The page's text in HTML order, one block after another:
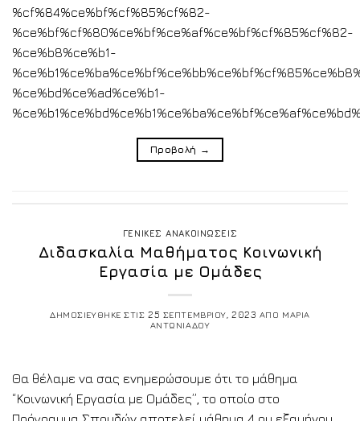
%cf%84%ce%bf%cf%85%cf%82-
%ce%bf%cf%80%ce%bf%ce%af%ce%bf%cf%85%cf%82-
%ce%b8%ce%b1-
%ce%bd%ce%ad%ce%b1-
Προβολή →
ΓΕΝΙΚΕΣ ΑΝΑΚΟΙΝΩΣΕΙΣ
Διδασκαλία Μαθήματος Κοινωνική
Εργασία με Ομάδες
ΔΗΜΟΣΙΕΥΘΗΚΕ ΣΤΙΣ25 ΣΕΠΤΕΜΒΡΙΟΥ, 2023 ΑΠΟ ΜΑΡΙΑ
ΑΝΤΩΝΙΑΔΟΥ
Θα θέλαμε να σας ενημερώσουμε ότι το μάθημα
“Κοινωνική Εργασία με Ομάδες”, το οποίο στο